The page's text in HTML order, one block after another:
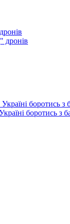
дронів
боротись з